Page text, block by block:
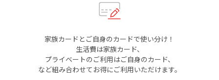
家族カードとご自身のカードで使い分け！
生活費は家族カード、
プライベートのご利用はご自身のカード、
など組み合わせてお得にご利用いただけます。